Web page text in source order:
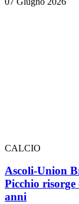
CALCIO
Ascoli-Union
Picchio
anni